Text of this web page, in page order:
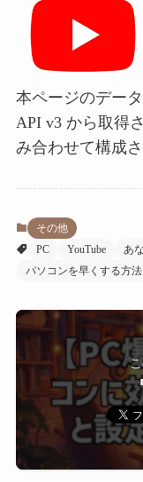
本ページのデー
API v3 から取得
み合わせて構成さ
その他
PC
YouTube あ
パソコンを早くする方法